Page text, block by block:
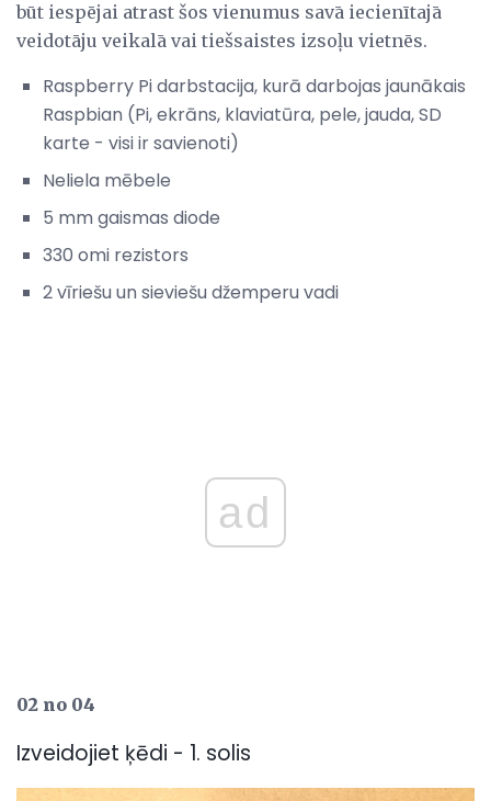
būt iespējai atrast šos vienumus savā iecienītajā
veidotāju veikalā vai tiešsaistes izsoļu vietnēs.
Raspberry Pi darbstacija, kurā darbojas jaunākais
Raspbian (Pi, ekrāns, klaviatūra, pele, jauda, ​​SD
karte - visi ir savienoti)
Neliela mēbele
5 mm gaismas diode
330 omi rezistors
2 vīriešu un sieviešu džemperu vadi
ad
02 no 04
Izveidojiet ķēdi - 1. solis